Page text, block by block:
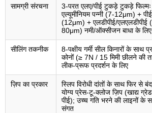
सामग्री संरचना
3-परत एलए/पीई टुकड़े टुकड़े फिल्मः
एल्यूमीनियम पन्नी (7-12μm) +
(12μm) + एलडीपीई/एलएलडीपीई
80μm) नमी/ऑक्सीजन बाधा के लिए
सीलिंग तकनीक
8-पक्षीय गर्मी सील किनारों के साथ
कोनों (≥ 7N / 15 मिमी छीलने की
लीक-प्रूफ प्रदर्शन के लिए
ज़िप का प्रकार
स्लिप विरोधी दांतों के साथ फिर से
योग्य प्रेस-टू-क्लोज ज़िप (खाद्य ग्रेड
पीई); उच्च गति भरने की लाइनों के
संगत